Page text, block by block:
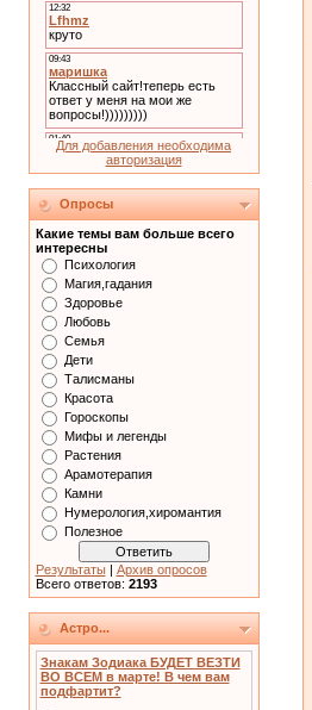
Для добавления необходима
авторизация
Опросы
Какие темы вам больше всего
интересны
Психология
Магия,гадания
Здоровье
Любовь
Семья
Дети
Талисманы
Красота
Гороскопы
Мифы и легенды
Растения
Арамотерапия
Камни
Нумерология,хиромантия
Полезное
Результаты| Архив опросов
Всего ответов: 2193
Астро...
Знакам Зодиака БУДЕТ ВЕЗТИ
ВО ВСЕМ в марте! В чем вам
подфартит?